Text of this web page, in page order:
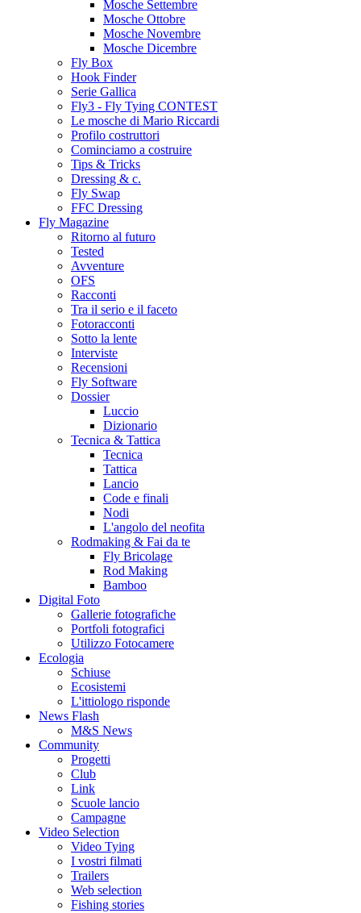
Mosche Settembre
Mosche Ottobre
Mosche Novembre
Mosche Dicembre
Fly Box
Hook Finder
Serie Gallica
Fly3 - Fly Tying CONTEST
Le mosche di Mario Riccardi
Profilo costruttori
Cominciamo a costruire
Tips & Tricks
Dressing & c.
Fly Swap
FFC Dressing
Fly Magazine
Ritorno al futuro
Tested
Avventure
OFS
Racconti
Tra il serio e il faceto
Fotoracconti
Sotto la lente
Interviste
Recensioni
Fly Software
Dossier
Luccio
Dizionario
Tecnica & Tattica
Tecnica
Tattica
Lancio
Code e finali
Nodi
L'angolo del neofita
Rodmaking & Fai da te
Fly Bricolage
Rod Making
Bamboo
Digital Foto
Gallerie fotografiche
Portfoli fotografici
Utilizzo Fotocamere
Ecologia
Schiuse
Ecosistemi
L'ittiologo risponde
News Flash
M&S News
Community
Progetti
Club
Link
Scuole lancio
Campagne
Video Selection
Video Tying
I vostri filmati
Trailers
Web selection
Fishing stories